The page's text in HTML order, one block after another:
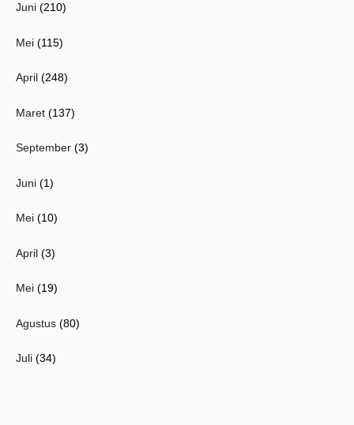
Juni (210)
Mei (115)
April (248)
Maret (137)
September (3)
Juni (1)
Mei (10)
April (3)
Mei (19)
Agustus (80)
Juli (34)